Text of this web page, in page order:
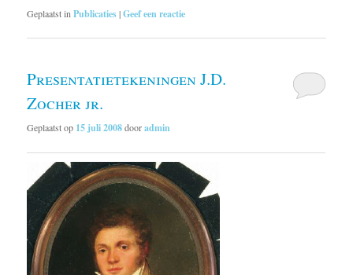
Geplaatst in Publicaties|Geef een reactie
Presentatietekeningen J.D.
Zocher jr.
Geplaatst op 15 juli 2008dooradmin